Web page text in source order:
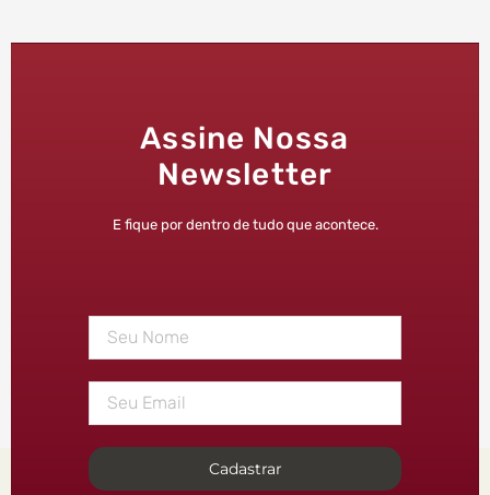
Assine Nossa
Newsletter
E fique por dentro de tudo que acontece.
Cadastrar